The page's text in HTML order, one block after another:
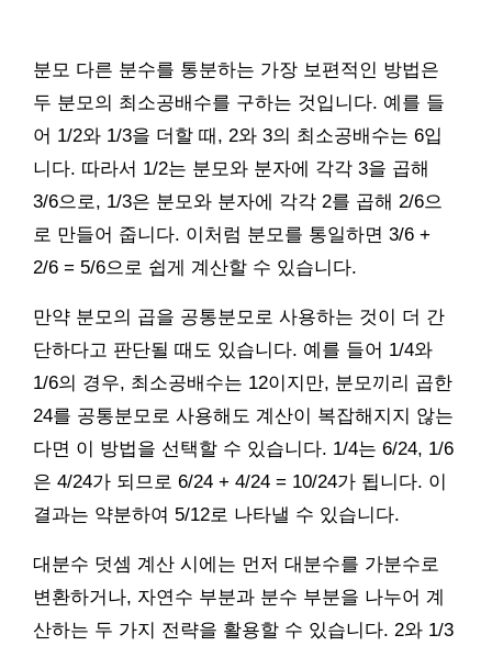
분모 다른 분수를 통분하는 가장 보편적인 방법은
두 분모의 최소공배수를 구하는 것입니다. 예를 들
어 1/2와 1/3을 더할 때, 2와 3의 최소공배수는 6입
니다. 따라서 1/2는 분모와 분자에 각각 3을 곱해
3/6으로, 1/3은 분모와 분자에 각각 2를 곱해 2/6으
로 만들어 줍니다. 이처럼 분모를 통일하면 3/6 +
2/6 = 5/6으로 쉽게 계산할 수 있습니다.
만약 분모의 곱을 공통분모로 사용하는 것이 더 간
단하다고 판단될 때도 있습니다. 예를 들어 1/4와
1/6의 경우, 최소공배수는 12이지만, 분모끼리 곱한
24를 공통분모로 사용해도 계산이 복잡해지지 않는
다면 이 방법을 선택할 수 있습니다. 1/4는 6/24, 1/6
은 4/24가 되므로 6/24 + 4/24 = 10/24가 됩니다. 이
결과는 약분하여 5/12로 나타낼 수 있습니다.
대분수 덧셈 계산 시에는 먼저 대분수를 가분수로
변환하거나, 자연수 부분과 분수 부분을 나누어 계
산하는 두 가지 전략을 활용할 수 있습니다. 2와 1/3